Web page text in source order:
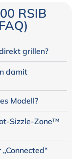
RSIB
grillen?
damit
Modell?
Sizzle-Zone™